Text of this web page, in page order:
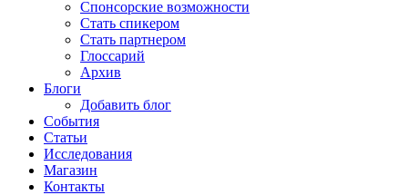
Спонсорские возможности
Стать спикером
Стать партнером
Глоссарий
Архив
Блоги
Добавить блог
События
Статьи
Исследования
Магазин
Контакты